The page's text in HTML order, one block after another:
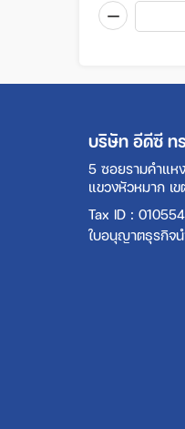
บริษัท อีดีซี ท
5 ซอยรามคำแห
แขวงหัวหมาก เ
Tax ID :
ใบอนุญาตธุรกิจน